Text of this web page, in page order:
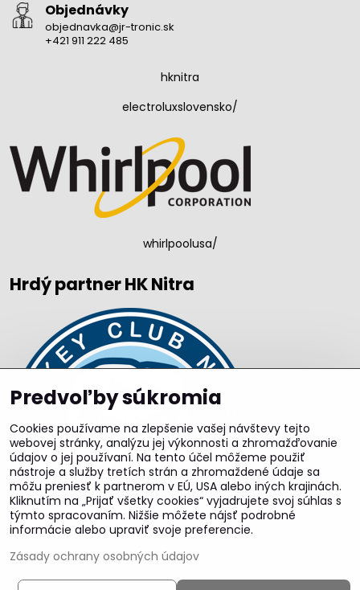
Objednávky
objednavka@jr-tronic.sk
+421 911 222 485
hknitra
electroluxslovensko/
whirlpoolusa/
Hrdý partner HK Nitra
Predvoľby súkromia
Cookies používame na zlepšenie vašej návštevy tejto
webovej stránky, analýzu jej výkonnosti a zhromažďovanie
údajov o jej používaní. Na tento účel môžeme použiť
nástroje a služby tretích strán a zhromaždené údaje sa
môžu preniesť k partnerom v EÚ, USA alebo iných krajinách.
Kliknutím na „Prijať všetky cookies“ vyjadrujete svoj súhlas s
týmto spracovaním. Nižšie môžete nájsť podrobné
informácie alebo upraviť svoje preferencie.
Zásady ochrany osobných údajov